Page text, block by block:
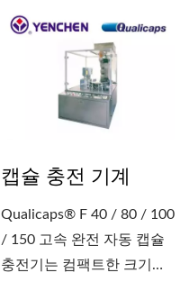
캡슐 충전 기계
Qualicaps® F 40 / 80 / 100
/ 150 고속 완전 자동 캡슐
충전기는 컴팩트한 크기